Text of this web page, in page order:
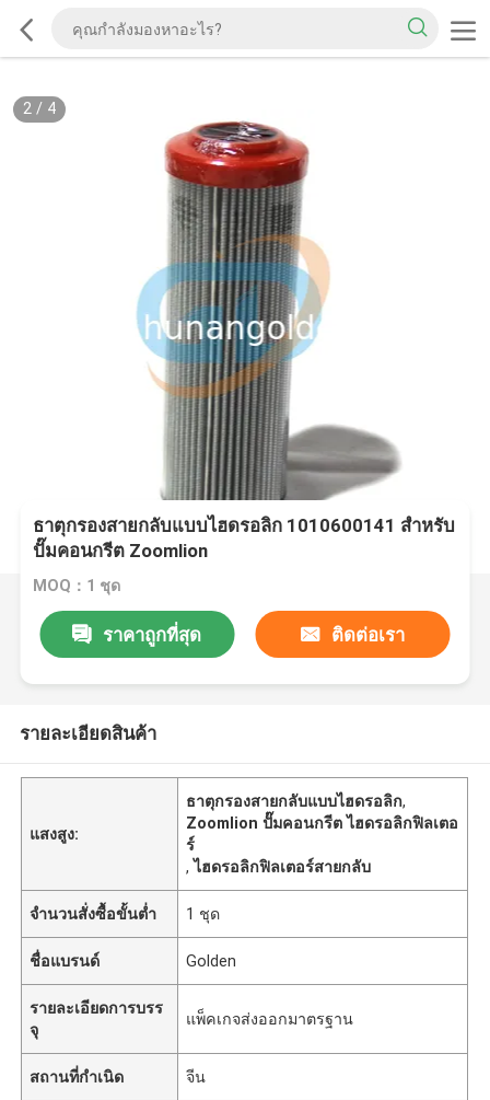
2/ 4
ธาตุกรองสายกลับแบบไฮดรอลิก 1010600141 สําหรับ
ปั๊มคอนกรีต Zoomlion
MOQ：1 ชุด
ราคาถูกที่สุด ติดต่อเรา
รายละเอียดสินค้า
แสงสูง:
ธาตุกรองสายกลับแบบไฮดรอลิก,
Zoomlion ปั๊มคอนกรีต ไฮดรอลิกฟิลเตอ
ร์
,ไฮดรอลิกฟิลเตอร์สายกลับ
จำนวนสั่งซื้อขั้นต่ำ 1 ชุด
ชื่อแบรนด์ Golden
รายละเอียดการบรร
จุ
แพ็คเกจส่งออกมาตรฐาน
สถานที่กำเนิด จีน